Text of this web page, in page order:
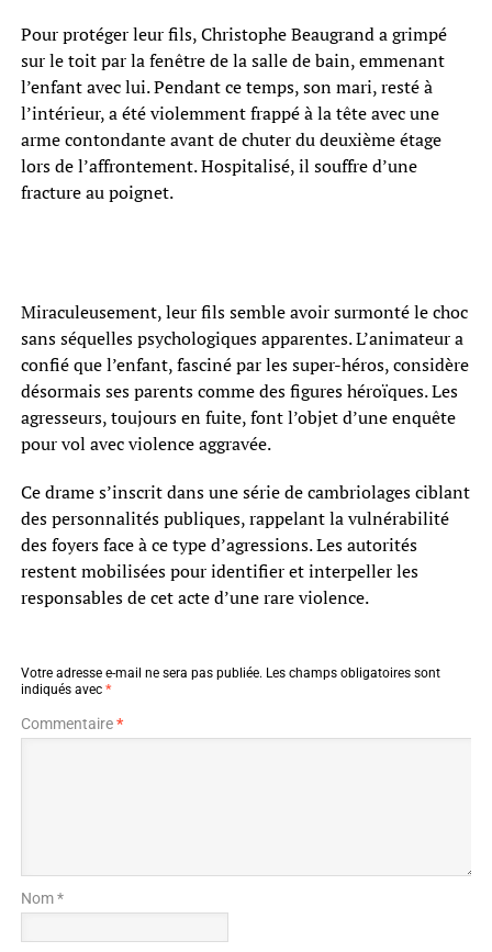
Pour protéger leur fils, Christophe Beaugrand a grimpé
sur le toit par la fenêtre de la salle de bain, emmenant
l’enfant avec lui. Pendant ce temps, son mari, resté à
l’intérieur, a été violemment frappé à la tête avec une
arme contondante avant de chuter du deuxième étage
lors de l’affrontement. Hospitalisé, il souffre d’une
fracture au poignet.
Miraculeusement, leur fils semble avoir surmonté le choc
sans séquelles psychologiques apparentes. L’animateur a
confié que l’enfant, fasciné par les super-héros, considère
désormais ses parents comme des figures héroïques. Les
agresseurs, toujours en fuite, font l’objet d’une enquête
pour vol avec violence aggravée.
Ce drame s’inscrit dans une série de cambriolages ciblant
des personnalités publiques, rappelant la vulnérabilité
des foyers face à ce type d’agressions. Les autorités
restent mobilisées pour identifier et interpeller les
responsables de cet acte d’une rare violence.
Votre adresse e-mail ne sera pas publiée. Les champs obligatoires sont
indiqués avec *
Commentaire*
Nom *